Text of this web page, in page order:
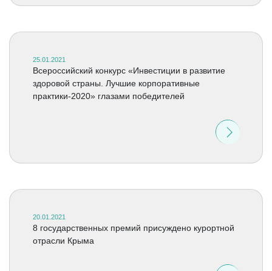
25.01.2021
Всероссийский конкурс «Инвестиции в развитие
здоровой страны. Лучшие корпоративные
практики-2020» глазами победителей
20.01.2021
8 государственных премий присуждено курортной
отрасли Крыма